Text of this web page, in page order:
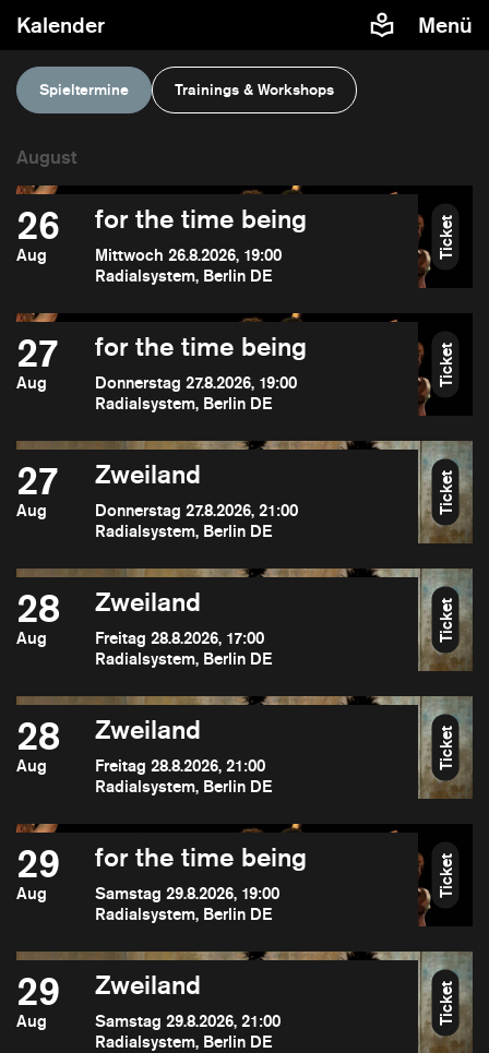
Kalender Menü
Spieltermine Trainings & Workshops
26
Aug
for the time being
Mittwoch 26.8.2026, 19:00
Radialsystem, Berlin DE
Ticket
27
Aug
for the time being
Donnerstag 27.8.2026, 19:00
Radialsystem, Berlin DE
Ticket
27
Aug
Zweiland
Donnerstag 27.8.2026, 21:00
Radialsystem, Berlin DE
Ticket
28
Aug
Zweiland
Freitag 28.8.2026, 17:00
Radialsystem, Berlin DE
Ticket
28
Aug
Zweiland
Freitag 28.8.2026, 21:00
Radialsystem, Berlin DE
Ticket
29
Aug
for the time being
Samstag 29.8.2026, 19:00
Radialsystem, Berlin DE
Ticket
29
Aug
Zweiland
Samstag 29.8.2026, 21:00
Radialsystem, Berlin DE
Ticket